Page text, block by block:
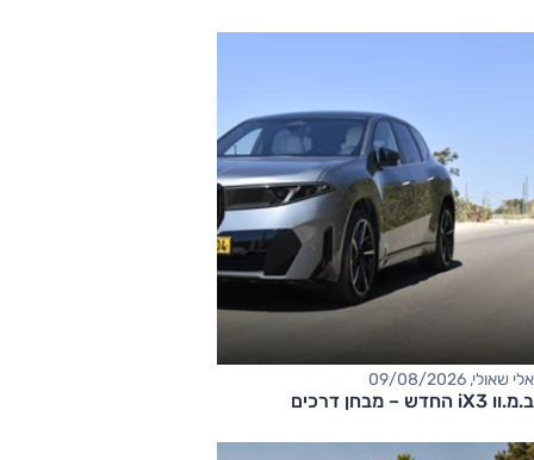
אלי שאולי, 09/08/2026
ב.מ.וו iX3 החדש – מבחן דרכים